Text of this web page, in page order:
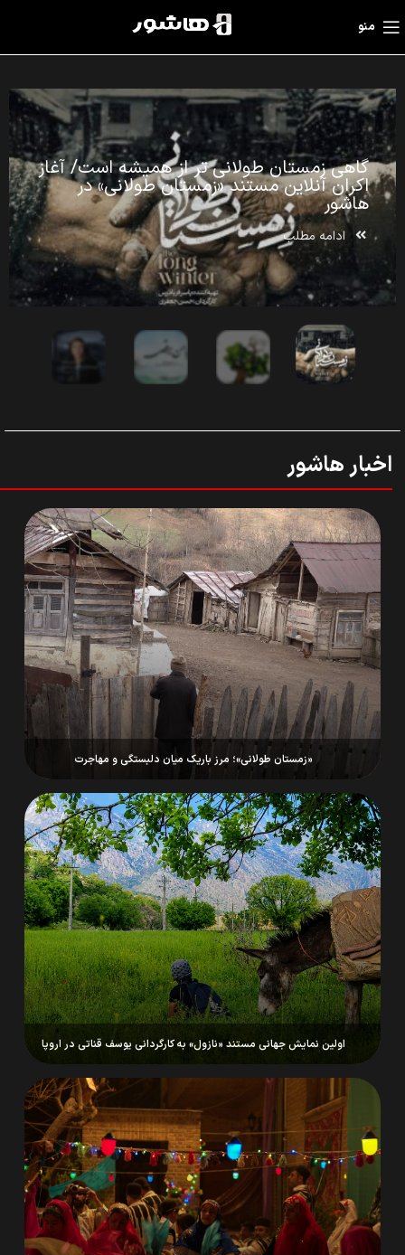
منو
روایت شهاب حسینی از «درختان کهنسال
ایران»/اکران آنلاین مستند از فردا در هاشور
ادامه مطلب
اخبار هاشور
«زمستان طولانی»؛ مرز باریک میان دلبستگی و مهاجرت
اولین نمایش جهانی مستند «نازول» به کارگردانی یوسف قناتی در اروپا